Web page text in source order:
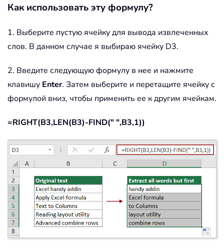
Как использовать эту формулу?
1. Выберите пустую ячейку для вывода извлеченных
слов. В данном случае я выбираю ячейку D3.
2. Введите следующую формулу в нее и нажмите
клавишу Enter. Затем выберите и перетащите ячейку с
формулой вниз, чтобы применить ее к другим ячейкам.
=RIGHT(B3,LEN(B3)-FIND(" ",B3,1))